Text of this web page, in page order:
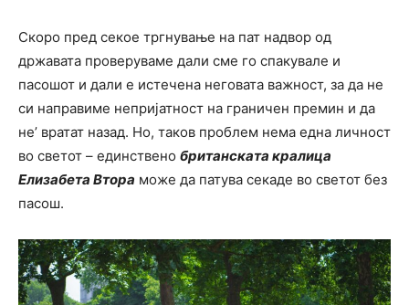
Скоро пред секое тргнување на пат надвор од
државата проверуваме дали сме го спакувале и
пасошот и дали е истечена неговата важност, за да не
си направиме непријатност на граничен премин и да
не’ вратат назад. Но, таков проблем нема една личност
во светот – единствено британската кралица
Елизабета Втора може да патува секаде во светот без
пасош.